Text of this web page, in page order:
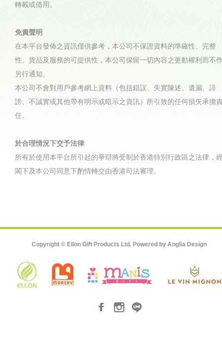
轉載或借用。
免責聲明
在本平台發佈之資訊僅供參考，本公司不保證資料的準確性、完整
性、貨品及服務的可提供性，本公司保留一切內容之更動權利而不
另行通知。
本公司不會對用戶參考網上資料（包括錯誤、失實陳述、遺漏、誹
謗、不誠實或其他帶有明示或暗示之資訊）所引致的任何損失承擔
任。
於合理情況下交予法律
所有於使用本平台所引起的爭辯將受制於香港特別行政區之法律，
閣下及本公司同意下酌情轉交由香港司法審理。
Copyright © Ellon Gift Products Ltd. Powered by Anglia Design